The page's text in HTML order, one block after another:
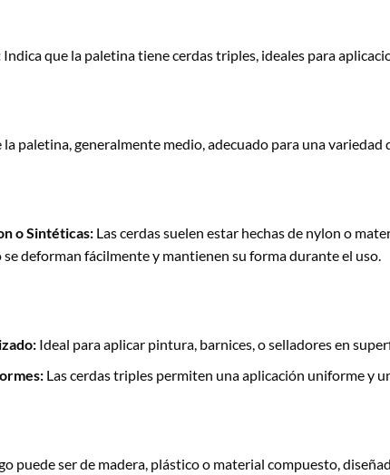
Indica que la paletina tiene cerdas triples, ideales para
la paletina, generalmente medio, adecuado para una
o Sintéticas:Las cerdas suelen estar hechas de nylon o
se deforman fácilmente y mantienen su forma durante el uso.
Ideal para aplicar pintura, barnices, o selladores en
Las cerdas triples permiten una aplicación uniforme y
puede ser de madera, plástico o material compuesto,